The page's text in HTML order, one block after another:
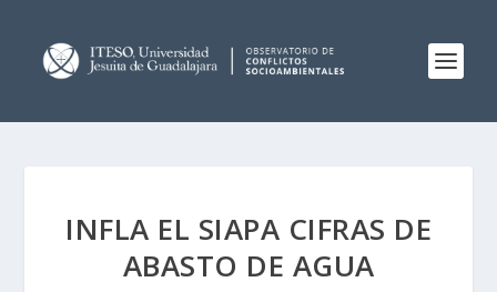
INFLA EL SIAPA CIFRAS DE
ABASTO DE AGUA